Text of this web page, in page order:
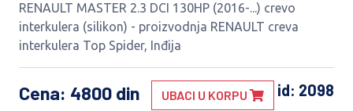
RENAULT MASTER 2.3 DCI 130HP (2016-...) crevo
interkulera (silikon) - proizvodnja RENAULT creva
interkulera Top Spider, Inđija
Cena: 4800 din id: 2098
UBACI U KORPU